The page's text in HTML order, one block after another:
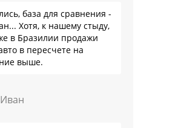
база для сравнения -
Хотя, к нашему стыду,
в Бразилии продажи
в пересчете на
выше.
Иван